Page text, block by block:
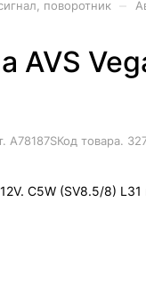
поворотник
AVS
A78187SКод товара.
С5W (SV8.5/8)